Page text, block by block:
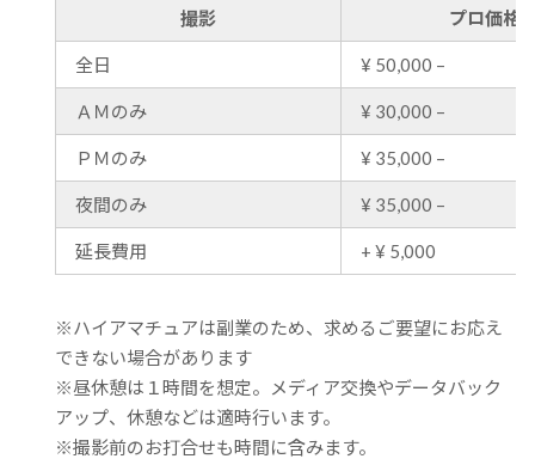
撮影 プロ価格
全日 ¥ 50,000 –
ＡＭのみ ¥ 30,000 –
ＰＭのみ ¥ 35,000 –
夜間のみ ¥ 35,000 –
延長費用 + ¥ 5,000
※ハイアマチュアは副業のため、求めるご要望にお応え
できない場合があります
※昼休憩は１時間を想定。メディア交換やデータバック
アップ、休憩などは適時行います。
※撮影前のお打合せも時間に含みます。